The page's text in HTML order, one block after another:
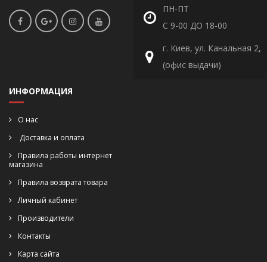
ПН-ПТ
С 9-00 ДО 18-00
г. Киев, ул. Канальная 2,
(офис выдачи)
ИНФОРМАЦИЯ
О нас
Доставка и оплата
Правила работы интернет
магазина
Правила возврата товара
Личный кабинет
Производители
Контакты
Карта сайта